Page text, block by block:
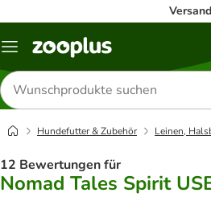
Menü
Produkte
suchen
Hundefutter & Zubehör Leinen,
12 Bewertungen für
Nomad Tales Spirit